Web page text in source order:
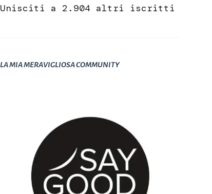
Unisciti a 2.904 altri iscritti
LA MIA MERAVIGLIOSA COMMUNITY